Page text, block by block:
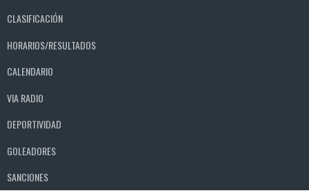
CLASIFICACIÓN
HORARIOS/RESULTADOS
CALENDARIO
VIA RADIO
DEPORTIVIDAD
GOLEADORES
SANCIONES